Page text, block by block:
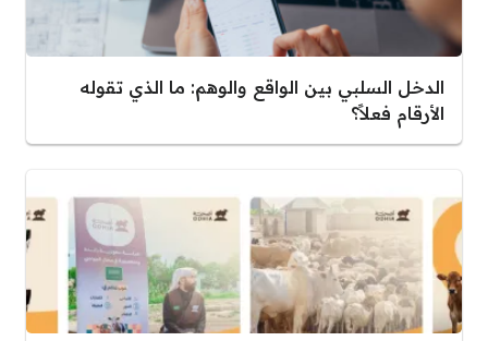
الدخل السلبي بين الواقع والوهم: ما الذي تقوله
الأرقام فعلاً؟